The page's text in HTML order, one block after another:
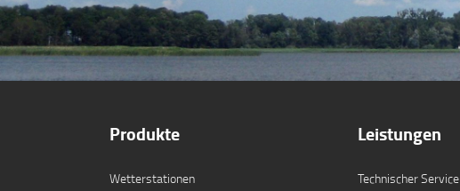
Produkte
Wetterstationen
Leistungen
Technischer Service